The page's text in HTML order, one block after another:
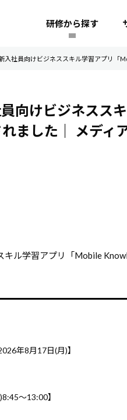
研修から探す
入社員向けビジネススキル学習アプリ
向けビジネスス
ました｜ メディ
キル学習アプリ「Mobile
年8月17日(月)】
～13:00】